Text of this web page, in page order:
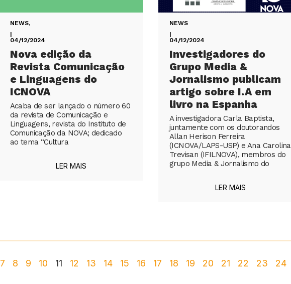
NEWS,
|
04/12/2024
Nova edição da
Revista Comunicação
e Linguagens do
ICNOVA
Acaba de ser lançado o número 60
da revista de Comunicação e
Linguagens, revista do Instituto de
Comunicação da NOVA; dedicado
ao tema “Cultura
LER MAIS
NEWS
|
04/12/2024
Investigadores do
Grupo Media &
Jornalismo publicam
artigo sobre I.A em
livro na Espanha
A investigadora Carla Baptista,
juntamente com os doutorandos
Allan Herison Ferreira
(ICNOVA/LAPS-USP) e Ana Carolina
Trevisan (IFILNOVA), membros do
grupo Media & Jornalismo do
LER MAIS
7 8 9 10 11 12 13 14 15 16 17 18 19 20 21 22 23 24